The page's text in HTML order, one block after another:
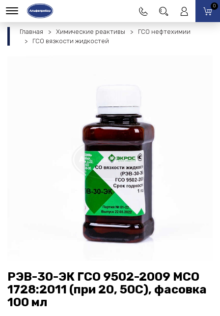
0
Главная Химические реактивы
ГСО нефтехимии
ГСО вязкости жидкостей
РЭВ-30-ЭК ГСО 9502-2009 МСО
1728:2011 (при 20, 50С), фасовка
100 мл